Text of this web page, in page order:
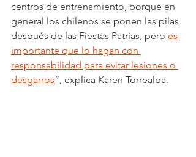
centros de entrenamiento, porque en
general los chilenos se ponen las pilas
después de las Fiestas Patrias, pero es
importante que lo hagan con
responsabilidad para evitar lesiones o
desgarros”, explica Karen Torrealba.